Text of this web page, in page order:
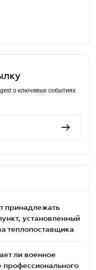
о ключевых событиях
принадлежать
установленный
теплопоставщика
ли военное
профессионального